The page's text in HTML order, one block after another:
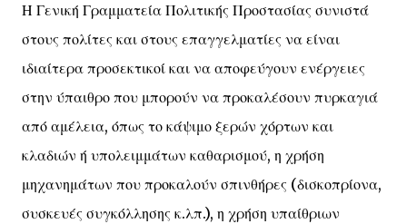
Η Γενική Γραμματεία Πολιτικής Προστασίας συνιστά
στους πολίτες και στους επαγγελματίες να είναι
ιδιαίτερα προσεκτικοί και να αποφεύγουν ενέργειες
στην ύπαιθρο που μπορούν να προκαλέσουν πυρκαγιά
από αμέλεια, όπως το κάψιμο ξερών χόρτων και
κλαδιών ή υπολειμμάτων καθαρισμού, η χρήση
μηχανημάτων που προκαλούν σπινθήρες (δισκοπρίονα,
συσκευές συγκόλλησης κ.λπ.), η χρήση υπαίθριων